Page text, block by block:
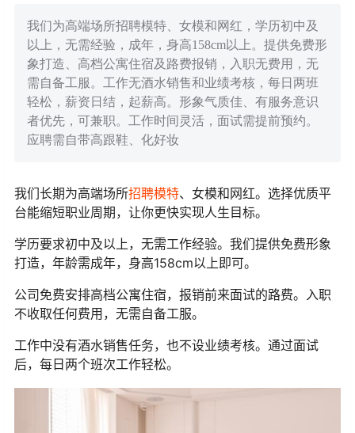
我们为高端场所招聘模特、女模和网红，学历初中及
以上，无需经验，成年，身高158cm以上。提供免费形
象打造、高档公寓住宿及路费报销，入职无费用，无
需自备工服。工作无酒水销售和业绩考核，每日两班
轻松，薪资日结，起薪高。形象气质佳、有服务意识
者优先，可兼职。工作时间灵活，面试需提前预约。
应聘需自带高跟鞋、化好妆
我们长期为高端场所招聘模特、女模和网红。选择优质平
台能缩短职业周期，让你更快实现人生目标。
学历要求初中及以上，无需工作经验。我们提供免费形象
打造，年龄需成年，身高158cm以上即可。
公司免费安排高档公寓住宿，报销前来面试的路费。入职
不收取任何费用，无需自备工服。
工作中没有酒水销售任务，也不设业绩考核。通过面试
后，每日两个班次工作轻松。